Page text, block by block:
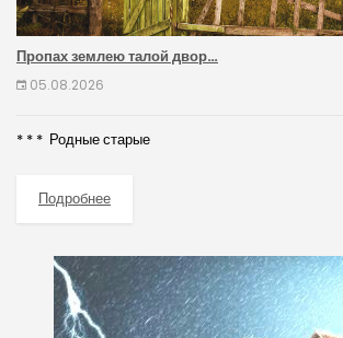
Пропах землею талой двор…
05.08.2026
* * * Родные старые
Подробнее